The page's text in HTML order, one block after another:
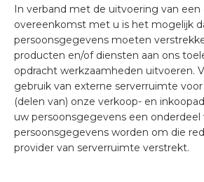
In verband met de uitvoering van een
overeenkomst met u is het mogelijk
persoonsgegevens moeten
producten en/of diensten aan ons
opdracht werkzaamheden uitvoeren.
gebruik van externe serverruimte
(delen van) onze verkoop- en
uw persoonsgegevens een
persoonsgegevens worden om die
provider van serverruimte verstrekt.